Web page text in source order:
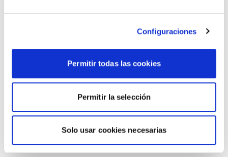
Configuraciones
Permitir todas las cookies
Permitir la selección
Solo usar cookies necesarias